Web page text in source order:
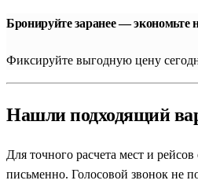
Бронируйте заранее — экономьте
Фиксируйте выгодную цену
Нашли подходящий
Для точного расчета мест и рейсов
письменно. Голосовой звонок не